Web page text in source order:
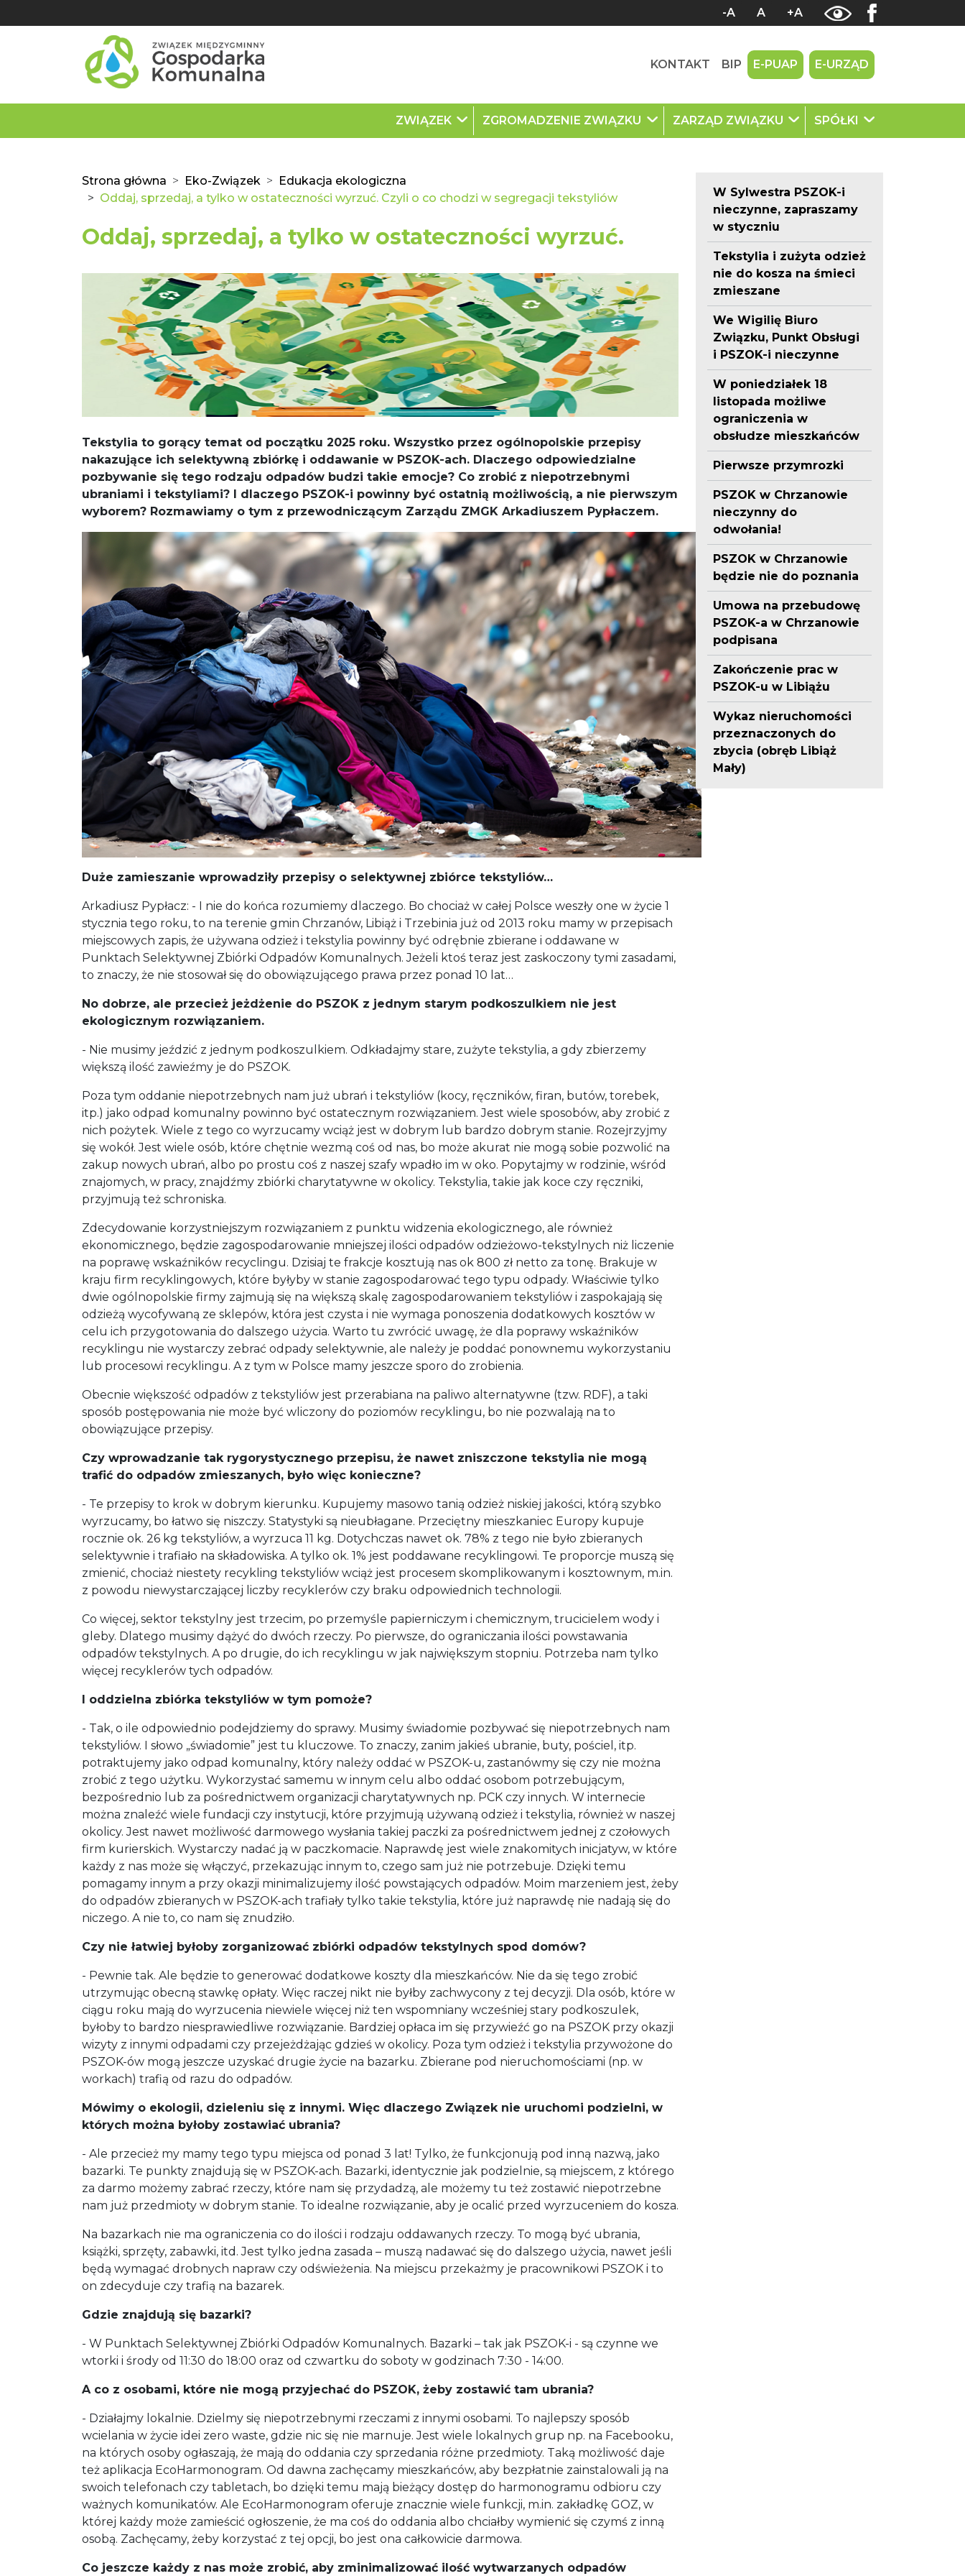
-A A +A
KONTAKT BIP E-PUAP E-URZĄD
ZWIĄZEK ZGROMADZENIE ZWIĄZKU ZARZĄD ZWIĄZKU SPÓŁKI
Strona główna Eko-Związek
Edukacja ekologiczna
Oddaj, sprzedaj, a tylko w ostateczności wyrzuć. Czyli o co chodzi w segregacji tekstyliów
Oddaj, sprzedaj, a tylko w ostateczności wyrzuć.
Tekstylia to gorący temat od początku 2025 roku. Wszystko przez ogólnopolskie przepisy
nakazujące ich selektywną zbiórkę i oddawanie w PSZOK-ach. Dlaczego odpowiedzialne
pozbywanie się tego rodzaju odpadów budzi takie emocje? Co zrobić z niepotrzebnymi
ubraniami i tekstyliami? I dlaczego PSZOK-i powinny być ostatnią możliwością, a nie pierwszym
wyborem? Rozmawiamy o tym z przewodniczącym Zarządu ZMGK Arkadiuszem Pypłaczem.
Duże zamieszanie wprowadziły przepisy o selektywnej zbiórce tekstyliów…
Arkadiusz Pypłacz: - I nie do końca rozumiemy dlaczego. Bo chociaż w całej Polsce weszły one w życie 1
stycznia tego roku, to na terenie gmin Chrzanów, Libiąż i Trzebinia już od 2013 roku mamy w przepisach
miejscowych zapis, że używana odzież i tekstylia powinny być odrębnie zbierane i oddawane w
Punktach Selektywnej Zbiórki Odpadów Komunalnych. Jeżeli ktoś teraz jest zaskoczony tymi zasadami,
to znaczy, że nie stosował się do obowiązującego prawa przez ponad 10 lat…
No dobrze, ale przecież jeżdżenie do PSZOK z jednym starym podkoszulkiem nie jest
ekologicznym rozwiązaniem.
- Nie musimy jeździć z jednym podkoszulkiem. Odkładajmy stare, zużyte tekstylia, a gdy zbierzemy
większą ilość zawieźmy je do PSZOK.
Poza tym oddanie niepotrzebnych nam już ubrań i tekstyliów (kocy, ręczników, firan, butów, torebek,
itp.) jako odpad komunalny powinno być ostatecznym rozwiązaniem. Jest wiele sposobów, aby zrobić z
nich pożytek. Wiele z tego co wyrzucamy wciąż jest w dobrym lub bardzo dobrym stanie. Rozejrzyjmy
się wokół. Jest wiele osób, które chętnie wezmą coś od nas, bo może akurat nie mogą sobie pozwolić na
zakup nowych ubrań, albo po prostu coś z naszej szafy wpadło im w oko. Popytajmy w rodzinie, wśród
znajomych, w pracy, znajdźmy zbiórki charytatywne w okolicy. Tekstylia, takie jak koce czy ręczniki,
przyjmują też schroniska.
Zdecydowanie korzystniejszym rozwiązaniem z punktu widzenia ekologicznego, ale również
ekonomicznego, będzie zagospodarowanie mniejszej ilości odpadów odzieżowo-tekstylnych niż liczenie
na poprawę wskaźników recyclingu. Dzisiaj te frakcje kosztują nas ok 800 zł netto za tonę. Brakuje w
kraju firm recyklingowych, które byłyby w stanie zagospodarować tego typu odpady. Właściwie tylko
dwie ogólnopolskie firmy zajmują się na większą skalę zagospodarowaniem tekstyliów i zaspokajają się
odzieżą wycofywaną ze sklepów, która jest czysta i nie wymaga ponoszenia dodatkowych kosztów w
celu ich przygotowania do dalszego użycia. Warto tu zwrócić uwagę, że dla poprawy wskaźników
recyklingu nie wystarczy zebrać odpady selektywnie, ale należy je poddać ponownemu wykorzystaniu
lub procesowi recyklingu. A z tym w Polsce mamy jeszcze sporo do zrobienia.
Obecnie większość odpadów z tekstyliów jest przerabiana na paliwo alternatywne (tzw. RDF), a taki
sposób postępowania nie może być wliczony do poziomów recyklingu, bo nie pozwalają na to
obowiązujące przepisy.
Czy wprowadzanie tak rygorystycznego przepisu, że nawet zniszczone tekstylia nie mogą
trafić do odpadów zmieszanych, było więc konieczne?
- Te przepisy to krok w dobrym kierunku. Kupujemy masowo tanią odzież niskiej jakości, którą szybko
wyrzucamy, bo łatwo się niszczy. Statystyki są nieubłagane. Przeciętny mieszkaniec Europy kupuje
rocznie ok. 26 kg tekstyliów, a wyrzuca 11 kg. Dotychczas nawet ok. 78% z tego nie było zbieranych
selektywnie i trafiało na składowiska. A tylko ok. 1% jest poddawane recyklingowi. Te proporcje muszą się
zmienić, chociaż niestety recykling tekstyliów wciąż jest procesem skomplikowanym i kosztownym, m.in.
z powodu niewystarczającej liczby recyklerów czy braku odpowiednich technologii.
Co więcej, sektor tekstylny jest trzecim, po przemyśle papierniczym i chemicznym, trucicielem wody i
gleby. Dlatego musimy dążyć do dwóch rzeczy. Po pierwsze, do ograniczania ilości powstawania
odpadów tekstylnych. A po drugie, do ich recyklingu w jak największym stopniu. Potrzeba nam tylko
więcej recyklerów tych odpadów.
I oddzielna zbiórka tekstyliów w tym pomoże?
- Tak, o ile odpowiednio podejdziemy do sprawy. Musimy świadomie pozbywać się niepotrzebnych nam
tekstyliów. I słowo „świadomie” jest tu kluczowe. To znaczy, zanim jakieś ubranie, buty, pościel, itp.
potraktujemy jako odpad komunalny, który należy oddać w PSZOK-u, zastanówmy się czy nie można
zrobić z tego użytku. Wykorzystać samemu w innym celu albo oddać osobom potrzebującym,
bezpośrednio lub za pośrednictwem organizacji charytatywnych np. PCK czy innych. W internecie
można znaleźć wiele fundacji czy instytucji, które przyjmują używaną odzież i tekstylia, również w naszej
okolicy. Jest nawet możliwość darmowego wysłania takiej paczki za pośrednictwem jednej z czołowych
firm kurierskich. Wystarczy nadać ją w paczkomacie. Naprawdę jest wiele znakomitych inicjatyw, w które
każdy z nas może się włączyć, przekazując innym to, czego sam już nie potrzebuje. Dzięki temu
pomagamy innym a przy okazji minimalizujemy ilość powstających odpadów. Moim marzeniem jest, żeby
do odpadów zbieranych w PSZOK-ach trafiały tylko takie tekstylia, które już naprawdę nie nadają się do
niczego. A nie to, co nam się znudziło.
Czy nie łatwiej byłoby zorganizować zbiórki odpadów tekstylnych spod domów?
- Pewnie tak. Ale będzie to generować dodatkowe koszty dla mieszkańców. Nie da się tego zrobić
utrzymując obecną stawkę opłaty. Więc raczej nikt nie byłby zachwycony z tej decyzji. Dla osób, które w
ciągu roku mają do wyrzucenia niewiele więcej niż ten wspomniany wcześniej stary podkoszulek,
byłoby to bardzo niesprawiedliwe rozwiązanie. Bardziej opłaca im się przywieźć go na PSZOK przy okazji
wizyty z innymi odpadami czy przejeżdżając gdzieś w okolicy. Poza tym odzież i tekstylia przywożone do
PSZOK-ów mogą jeszcze uzyskać drugie życie na bazarku. Zbierane pod nieruchomościami (np. w
workach) trafią od razu do odpadów.
Mówimy o ekologii, dzieleniu się z innymi. Więc dlaczego Związek nie uruchomi podzielni, w
których można byłoby zostawiać ubrania?
- Ale przecież my mamy tego typu miejsca od ponad 3 lat! Tylko, że funkcjonują pod inną nazwą, jako
bazarki. Te punkty znajdują się w PSZOK-ach. Bazarki, identycznie jak podzielnie, są miejscem, z którego
za darmo możemy zabrać rzeczy, które nam się przydadzą, ale możemy tu też zostawić niepotrzebne
nam już przedmioty w dobrym stanie. To idealne rozwiązanie, aby je ocalić przed wyrzuceniem do kosza.
Na bazarkach nie ma ograniczenia co do ilości i rodzaju oddawanych rzeczy. To mogą być ubrania,
książki, sprzęty, zabawki, itd. Jest tylko jedna zasada – muszą nadawać się do dalszego użycia, nawet jeśli
będą wymagać drobnych napraw czy odświeżenia. Na miejscu przekażmy je pracownikowi PSZOK i to
on zdecyduje czy trafią na bazarek.
Gdzie znajdują się bazarki?
- W Punktach Selektywnej Zbiórki Odpadów Komunalnych. Bazarki – tak jak PSZOK-i - są czynne we
wtorki i środy od 11:30 do 18:00 oraz od czwartku do soboty w godzinach 7:30 - 14:00.
A co z osobami, które nie mogą przyjechać do PSZOK, żeby zostawić tam ubrania?
- Działajmy lokalnie. Dzielmy się niepotrzebnymi rzeczami z innymi osobami. To najlepszy sposób
wcielania w życie idei zero waste, gdzie nic się nie marnuje. Jest wiele lokalnych grup np. na Facebooku,
na których osoby ogłaszają, że mają do oddania czy sprzedania różne przedmioty. Taką możliwość daje
też aplikacja EcoHarmonogram. Od dawna zachęcamy mieszkańców, aby bezpłatnie zainstalowali ją na
swoich telefonach czy tabletach, bo dzięki temu mają bieżący dostęp do harmonogramu odbioru czy
ważnych komunikatów. Ale EcoHarmonogram oferuje znacznie wiele funkcji, m.in. zakładkę GOZ, w
której każdy może zamieścić ogłoszenie, że ma coś do oddania albo chciałby wymienić się czymś z inną
osobą. Zachęcamy, żeby korzystać z tej opcji, bo jest ona całkowicie darmowa.
Co jeszcze każdy z nas może zrobić, aby zminimalizować ilość wytwarzanych odpadów
W Sylwestra PSZOK-i
nieczynne, zapraszamy
w styczniu
Tekstylia i zużyta odzież
nie do kosza na śmieci
zmieszane
We Wigilię Biuro
Związku, Punkt Obsługi
i PSZOK-i nieczynne
W poniedziałek 18
listopada możliwe
ograniczenia w
obsłudze mieszkańców
Pierwsze przymrozki
PSZOK w Chrzanowie
nieczynny do
odwołania!
PSZOK w Chrzanowie
będzie nie do poznania
Umowa na przebudowę
PSZOK-a w Chrzanowie
podpisana
Zakończenie prac w
PSZOK-u w Libiążu
Wykaz nieruchomości
przeznaczonych do
zbycia (obręb Libiąż
Mały)